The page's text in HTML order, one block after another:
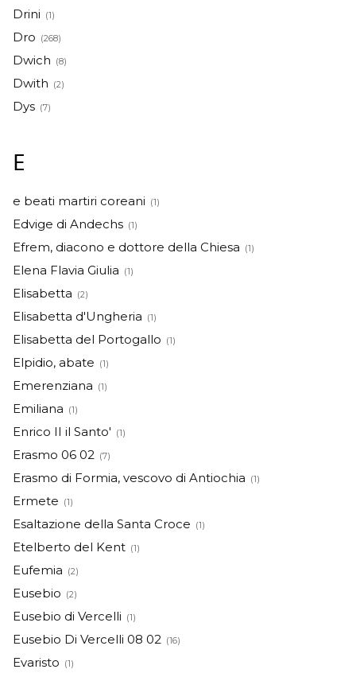
Drini (1)
Dro (268)
Dwich (8)
Dwith (2)
Dys (7)
E
e beati martiri coreani (1)
Edvige di Andechs (1)
Efrem, diacono e dottore della Chiesa (1)
Elena Flavia Giulia (1)
Elisabetta (2)
Elisabetta d'Ungheria (1)
Elisabetta del Portogallo (1)
Elpidio, abate (1)
Emerenziana (1)
Emiliana (1)
Enrico II il Santo' (1)
Erasmo 06 02 (7)
Erasmo di Formia, vescovo di Antiochia (1)
Ermete (1)
Esaltazione della Santa Croce (1)
Etelberto del Kent (1)
Eufemia (2)
Eusebio (2)
Eusebio di Vercelli (1)
Eusebio Di Vercelli 08 02 (16)
Evaristo (1)